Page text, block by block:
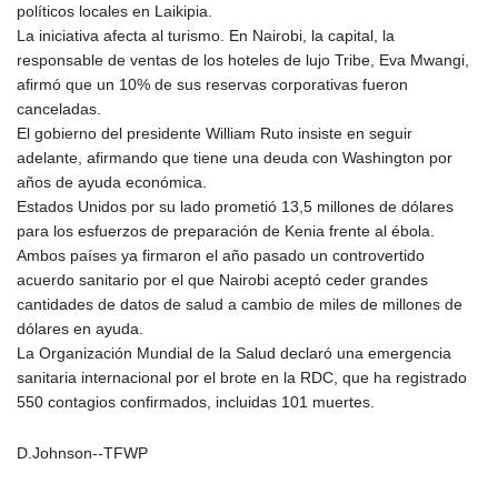
JPY 157.888997
KES 128.789741
4049.647537
KMF 425.999543
1411.360366
KWD 0.30866
KYD 0.830861
KZT 467.275008
LAK
89282.792025
políticos locales en Laikipia.
La iniciativa afecta al turismo. En Nairobi, la capital, la
responsable de ventas de los hoteles de lujo Tribe, Eva Mwangi,
afirmó que un 10% de sus reservas corporativas fueron
canceladas.
El gobierno del presidente William Ruto insiste en seguir
adelante, afirmando que tiene una deuda con Washington por
años de ayuda económica.
Estados Unidos por su lado prometió 13,5 millones de dólares
para los esfuerzos de preparación de Kenia frente al ébola.
Ambos países ya firmaron el año pasado un controvertido
acuerdo sanitario por el que Nairobi aceptó ceder grandes
cantidades de datos de salud a cambio de miles de millones de
dólares en ayuda.
La Organización Mundial de la Salud declaró una emergencia
sanitaria internacional por el brote en la RDC, que ha registrado
550 contagios confirmados, incluidas 101 muertes.
D.Johnson--TFWP